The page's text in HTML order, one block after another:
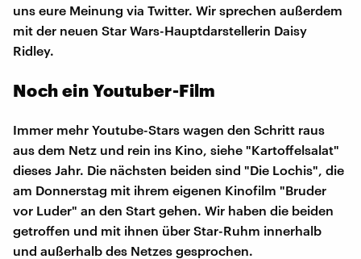
uns eure Meinung via Twitter. Wir sprechen außerdem
mit der neuen Star Wars-Hauptdarstellerin Daisy
Ridley.
Noch ein Youtuber-Film
Immer mehr Youtube-Stars wagen den Schritt raus
aus dem Netz und rein ins Kino, siehe "Kartoffelsalat"
dieses Jahr. Die nächsten beiden sind "Die Lochis", die
am Donnerstag mit ihrem eigenen Kinofilm "Bruder
vor Luder" an den Start gehen. Wir haben die beiden
getroffen und mit ihnen über Star-Ruhm innerhalb
und außerhalb des Netzes gesprochen.